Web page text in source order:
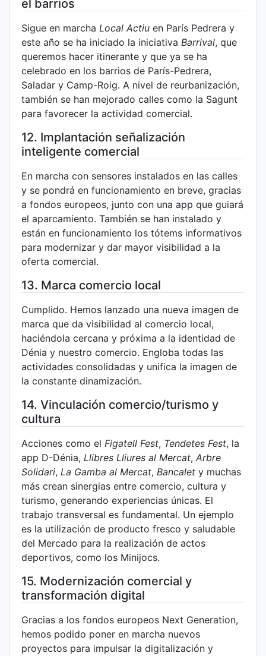
el barrios
Sigue en marcha Local Actiu en París Pedrera y
este año se ha iniciado la iniciativa Barrival, que
queremos hacer itinerante y que ya se ha
celebrado en los barrios de París-Pedrera,
Saladar y Camp-Roig. A nivel de reurbanización,
también se han mejorado calles como la Sagunt
para favorecer la actividad comercial.
12. Implantación señalización
inteligente comercial
En marcha con sensores instalados en las calles
y se pondrá en funcionamiento en breve, gracias
a fondos europeos, junto con una app que guiará
el aparcamiento. También se han instalado y
están en funcionamiento los tótems informativos
para modernizar y dar mayor visibilidad a la
oferta comercial.
13. Marca comercio local
Cumplido. Hemos lanzado una nueva imagen de
marca que da visibilidad al comercio local,
haciéndola cercana y próxima a la identidad de
Dénia y nuestro comercio. Engloba todas las
actividades consolidadas y unifica la imagen de
la constante dinamización.
14. Vinculación comercio/turismo y
cultura
Acciones como el Figatell Fest, Tendetes Fest, la
app D-Dénia, Llibres Lliures al Mercat, Arbre
Solidari, La Gamba al Mercat, Bancalet y muchas
más crean sinergias entre comercio, cultura y
turismo, generando experiencias únicas. El
trabajo transversal es fundamental. Un ejemplo
es la utilización de producto fresco y saludable
del Mercado para la realización de actos
deportivos, como los Minijocs.
15. Modernización comercial y
transformación digital
Gracias a los fondos europeos Next Generation,
hemos podido poner en marcha nuevos
proyectos para impulsar la digitalización y